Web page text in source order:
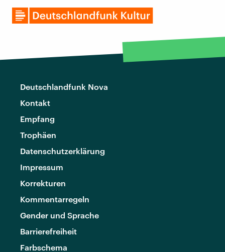
Deutschlandfunk Nova
Kontakt
Empfang
Trophäen
Datenschutzerklärung
Impressum
Korrekturen
Kommentarregeln
Gender und Sprache
Barrierefreiheit
Farbschema